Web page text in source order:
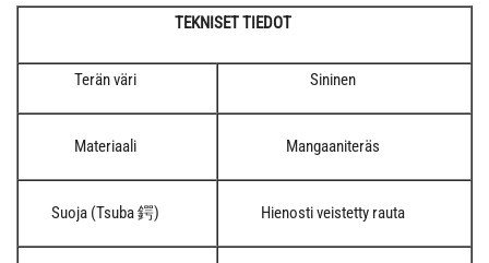
TEKNISET TIEDOT
Terän väri Sininen
Materiaali Mangaaniteräs
Suoja (Tsuba 鍔) Hienosti veistetty rauta